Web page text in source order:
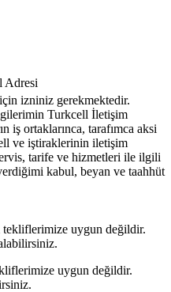
Adresi
izniniz gerekmektedir.
Turkcell İletişim
iş ortaklarınca, tarafımca aksi
ve iştiraklerinin iletişim
tarife ve hizmetleri ile ilgili
kabul, beyan ve taahhüt
tekliflerimize uygun değildir.
uygun değildir.